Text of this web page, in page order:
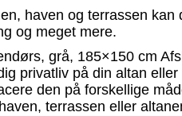
haven og terrassen kan
og meget mere.
grå, 185×150 cm
privatliv på din altan
den på forskellige
terrassen eller